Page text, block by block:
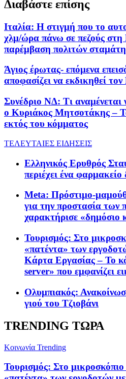
Διαβάστε επίσης
Ιταλία: Η στιγμή που το
χλμ/ώρα πάνω σε πεζούς
παρέμβαση πολιτών
Άγιος έρωτας- επόμενα
αποφασίζει να εκδικηθεί
Συνέδριο ΝΔ: Τι αναμένεται
ο Κυριάκος Μητσοτάκης –
εκτός του κόμματος
ΤΕΛΕΥΤΑΙΕΣ ΕΙΔΗΣΕΙΣ
Ελληνικός Ερυθρός
περιέχει ένα
Meta: Πρόστιμο-
για την προστασία των
χαρακτήρισε «δημόσιο
Τουρισμός: Στο
«πατέντα» των
Κάρτα Εργασίας – Το
server» που εμφανίζει
Ολυμπιακός:
γιού του Τζιοβάνι
TRENDING ΤΩΡΑ
Κοινωνία Trending
Τουρισμός: Στο